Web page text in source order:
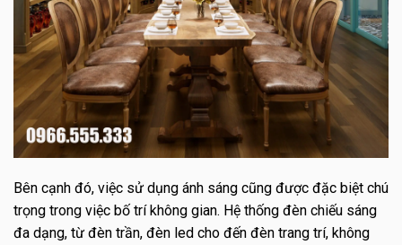
Bên cạnh đó, việc sử dụng ánh sáng cũng được đặc biệt chú
trọng trong việc bố trí không gian. Hệ thống đèn chiếu sáng
đa dạng, từ đèn trần, đèn led cho đến đèn trang trí, không